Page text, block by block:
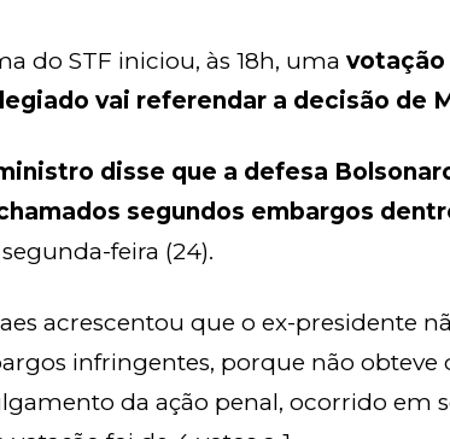
do STF iniciou, às 18h, uma votação
vai referendar a decisão de
disse que a defesa
segundos embargos
feira (24).
acrescentou que o ex-presidente
infringentes, porque não obteve
da ação penal, ocorrido em